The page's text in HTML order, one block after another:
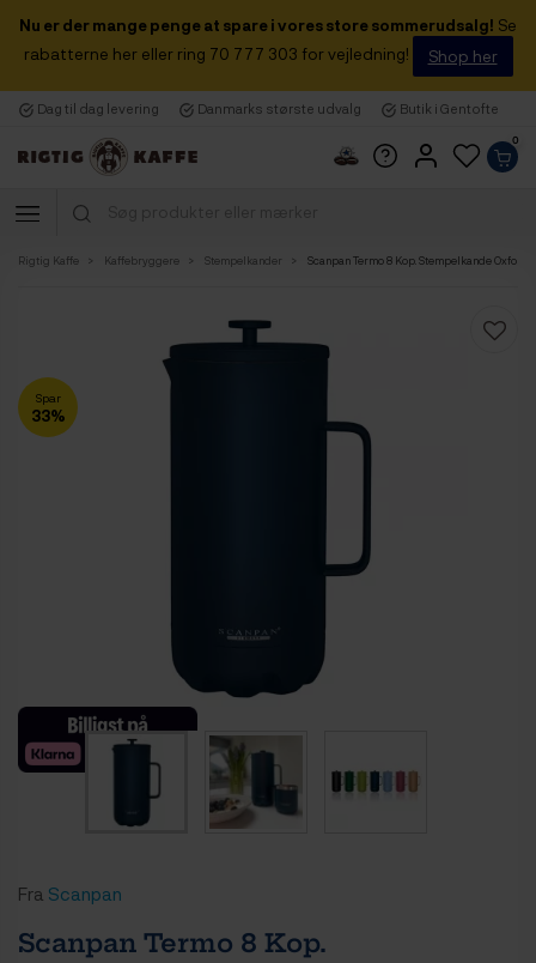
Nu er der mange penge at spare i vores store sommerudsalg! Se
rabatterne her eller ring 70 777 303 for vejledning!
Shop her
Dag til dag levering Danmarks største udvalg Butik i Gentofte
0
Rigtig Kaffe Kaffebryggere Stempelkander Scanpan Termo 8 Kop. Stempelkande Oxford
Spar
33%
Fra Scanpan
Scanpan Termo 8 Kop.